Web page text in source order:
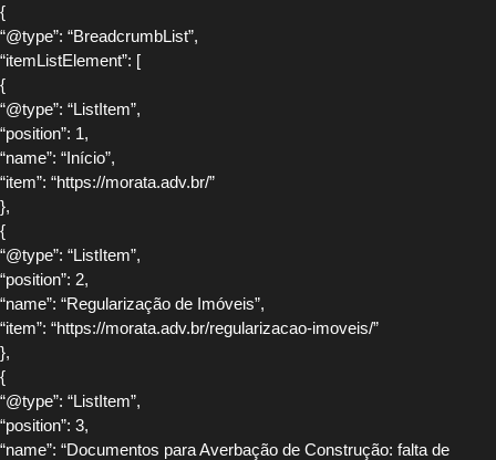
{
“@type”: “BreadcrumbList”,
“itemListElement”: [
{
“@type”: “ListItem”,
“position”: 1,
“name”: “Início”,
“item”: “https://morata.adv.br/”
},
{
“@type”: “ListItem”,
“position”: 2,
“name”: “Regularização de Imóveis”,
“item”: “https://morata.adv.br/regularizacao-imoveis/”
},
{
“@type”: “ListItem”,
“position”: 3,
“name”: “Documentos para Averbação de Construção: falta de